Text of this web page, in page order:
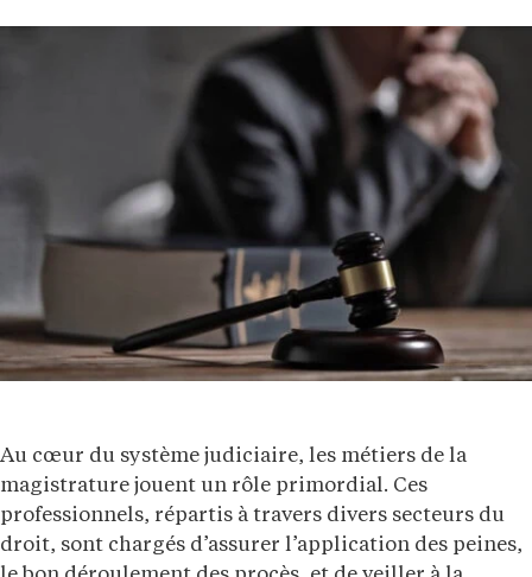
Au cœur du système judiciaire, les métiers de la
magistrature jouent un rôle primordial. Ces
professionnels, répartis à travers divers secteurs du
droit, sont chargés d’assurer l’application des peines,